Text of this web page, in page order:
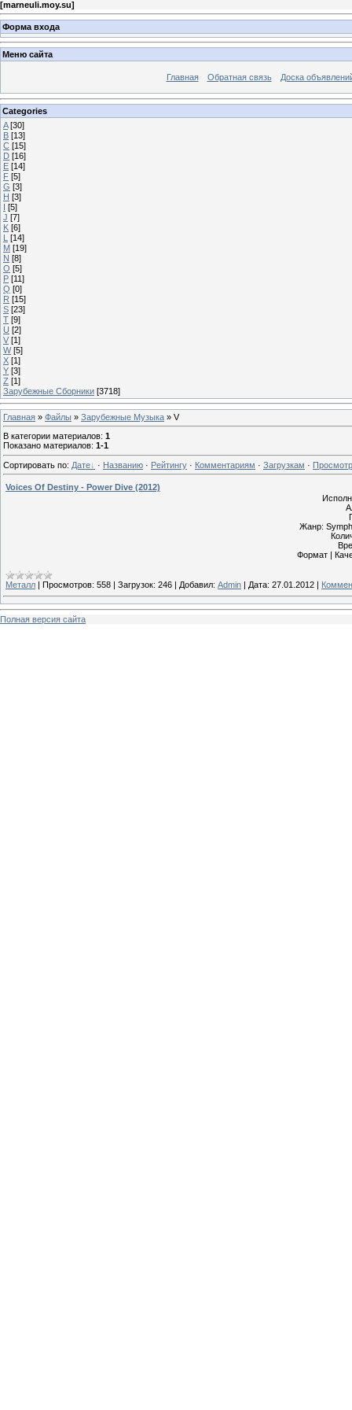
[marneuli.moy.su]
Форма входа
Меню сайта
Главная Обратная связь Доска
Categories
A [30]
B [13]
C [15]
D [16]
E [14]
F [5]
G [3]
H [3]
I [5]
J [7]
K [6]
L [14]
M [19]
N [8]
O [5]
P [11]
Q [0]
R [15]
S [23]
T [9]
U [2]
V [1]
W [5]
X [1]
Y [3]
Z [1]
Зарубежные Сборники [3718]
Главная » Файлы » Зарубежные Музыка » V
В категории материалов: 1
Показано материалов: 1-1
Сортировать по: Дате · Названию · Рейтингу · Комментариям · Загрузкам ·
Voices Of Destiny - Power Dive (2012)
Жанр:
Формат |
Металл | Просмотров: 558 | Загрузок: 246 | Добавил: Admin | Дата: 27.01.2012 |
Полная версия сайта